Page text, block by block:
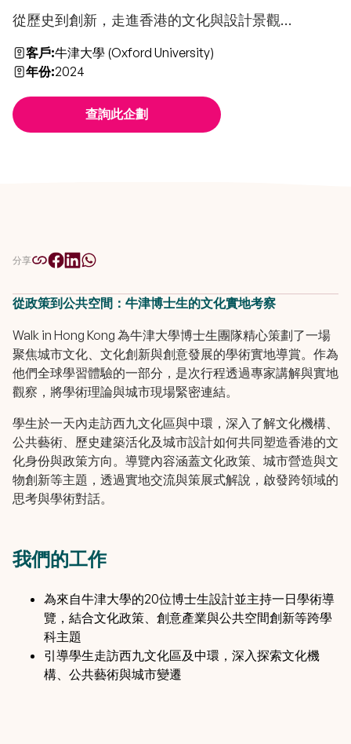
從歷史到創新，走進香港的文化與設計景觀...
客戶:牛津大學 (Oxford University)
年份:2024
查詢此企劃
從政策到公共空間：牛津博士生的文化實地考察
Walk in Hong Kong 為牛津大學博士生團隊精心策劃了一場
聚焦城市文化、文化創新與創意發展的學術實地導賞。作為
他們全球學習體驗的一部分，是次行程透過專家講解與實地
觀察，將學術理論與城市現場緊密連結。
學生於一天內走訪西九文化區與中環，深入了解文化機構、
公共藝術、歷史建築活化及城市設計如何共同塑造香港的文
化身份與政策方向。導覽內容涵蓋文化政策、城市營造與文
物創新等主題，透過實地交流與策展式解說，啟發跨領域的
思考與學術對話。
我們的工作
為來自牛津大學的20位博士生設計並主持一日學術導
覽，結合文化政策、創意產業與公共空間創新等跨學
科主題
引導學生走訪西九文化區及中環，深入探索文化機
構、公共藝術與城市變遷
分享